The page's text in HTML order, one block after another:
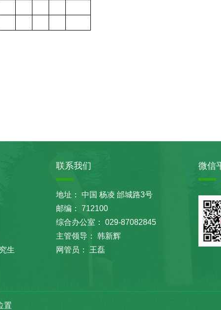
生
联系我们
地址： 中国 杨凌 邰城路3号
邮编： 712100
综合办公室： 029-87082845
主管领导： 韩新辉
网管员： 王磊
微信
置